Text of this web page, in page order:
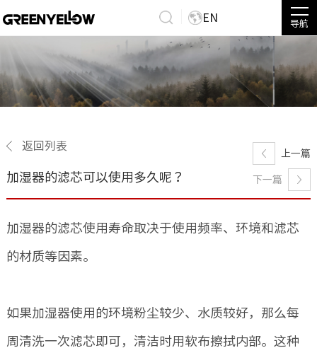
EN
导航
返回列表
加湿器的滤芯可以使用多久呢？
上一篇
下一篇
加湿器的滤芯使用寿命取决于使用频率、环境和滤芯
的材质等因素。
如果加湿器使用的环境粉尘较少、水质较好，那么每
周清洗一次滤芯即可，清洁时用软布擦拭内部。这种